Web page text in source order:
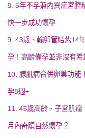
8. 5年不孕兼內異症宮腔
快一步成功懷孕
9. 43歲、輸卵管結紮14
孕！高齡備孕並非沒有希
10. 腺肌病合併卵巢功能
孕8週+
11. 45歲高齡、子宮肌
月內奇蹟自然懷孕？